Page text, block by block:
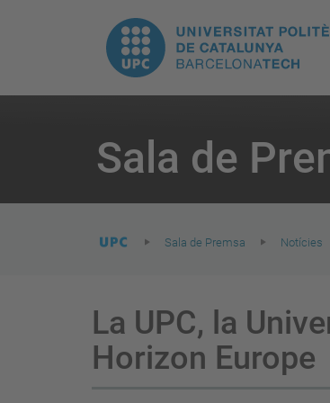
UPC.
Universitat
Politècnica
de
Catalunya
Sala de
are
here:
Sala de Premsa Notícies
La UPC, la
Horizon Europe